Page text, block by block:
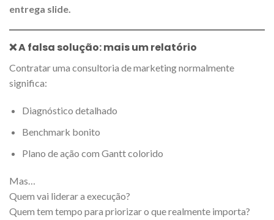
entrega slide.
❌ A falsa solução: mais um relatório
Contratar uma consultoria de marketing normalmente
significa:
Diagnóstico detalhado
Benchmark bonito
Plano de ação com Gantt colorido
Mas…
Quem vai liderar a execução?
Quem tem tempo para priorizar o que realmente importa?